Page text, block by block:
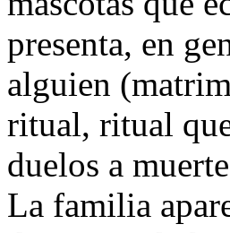
presenta, en
alguien
ritual, ritual
duelos a
La familia